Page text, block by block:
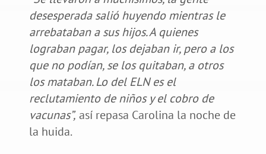
desesperada salió huyendo mientras le
arrebataban a sus hijos. A quienes
lograban pagar, los dejaban ir, pero a los
que no podían, se los quitaban, a otros
los mataban. Lo del ELN es el
reclutamiento de niños y el cobro de
vacunas”,así repasa Carolina la noche de
la huida.